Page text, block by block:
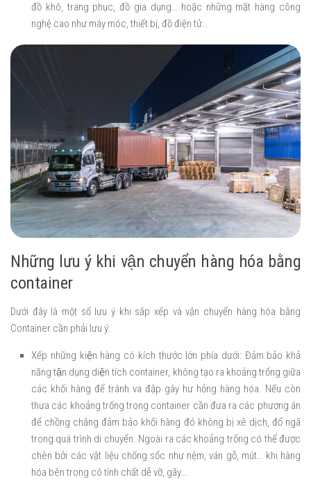
đồ khô, trang phục, đồ gia dụng… hoặc những mặt hàng công
nghệ cao như máy móc, thiết bị, đồ điện tử…
Những lưu ý khi vận chuyển hàng hóa bằng
container
Dưới đây là một số lưu ý khi sắp xếp và vận chuyển hàng hóa bằng
Container cần phải lưu ý:
Xếp những kiện hàng có kích thước lớn phía dưới: Đảm bảo khả
năng tận dụng diện tích container, không tạo ra khoảng trống giữa
các khối hàng để tránh va đập gây hư hỏng hàng hóa. Nếu còn
thưa các khoảng trống trong container cần đưa ra các phương án
để chồng chắng đảm bảo khối hàng đó không bị xê dịch, đổ ngã
trong quá trình di chuyển. Ngoài ra các khoảng trống có thể được
chèn bởi các vật liệu chống sốc như nệm, ván gỗ, mút… khi hàng
hóa bên trong có tính chất dễ vỡ, gãy….